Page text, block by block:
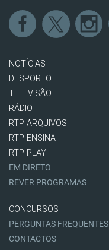
NOTÍCIAS
DESPORTO
TELEVISÃO
RÁDIO
RTP ARQUIVOS
RTP ENSINA
RTP PLAY
EM DIRETO
REVER PROGRAMAS
CONCURSOS
PERGUNTAS FREQUENTES
CONTACTOS